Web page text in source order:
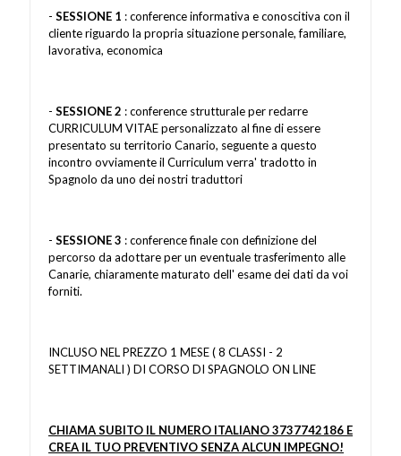
- SESSIONE 1 : conference informativa e conoscitiva con il
cliente riguardo la propria situazione personale, familiare,
lavorativa, economica
- SESSIONE 2 : conference strutturale per redarre
CURRICULUM VITAE personalizzato al fine di essere
presentato su territorio Canario, seguente a questo
incontro ovviamente il Curriculum verra' tradotto in
Spagnolo da uno dei nostri traduttori
- SESSIONE 3 : conference finale con definizione del
percorso da adottare per un eventuale trasferimento alle
Canarie, chiaramente maturato dell' esame dei dati da voi
forniti.
INCLUSO NEL PREZZO 1 MESE ( 8 CLASSI - 2
SETTIMANALI ) DI CORSO DI SPAGNOLO ON LINE
CHIAMA SUBITO IL NUMERO ITALIANO 3737742186 E
CREA IL TUO PREVENTIVO SENZA ALCUN IMPEGNO!